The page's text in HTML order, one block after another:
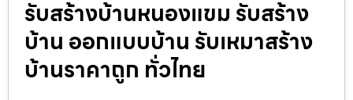
รับสร้างบ้านหนองแขม รับสร้าง
บ้าน ออกแบบบ้าน รับเหมาสร้าง
บ้านราคาถูก ทั่วไทย